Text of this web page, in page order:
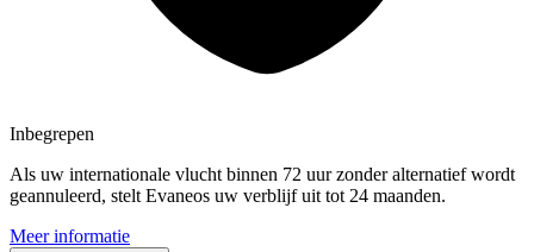
Inbegrepen
Als uw internationale vlucht binnen 72 uur zonder alternatief wordt
geannuleerd, stelt Evaneos uw verblijf uit tot 24 maanden.
Meer informatie